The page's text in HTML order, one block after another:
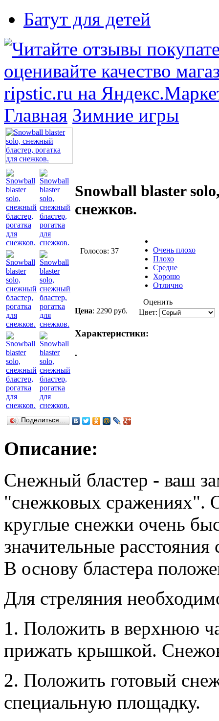
Батут для детей
Главная Зимние игры
Snowball blaster
снежков.
Голосов: 37
Очень плохо
Плохо
Средне
Хорошо
Отлично
Оценить
Цена: 2290 руб. Цвет:
Характеристики:
.
Поделиться…
Описание:
Снежный бластер - ваш
"снежковых сражениях".
круглые снежки очень
значительные
В основу бластера
Для стреляния
1. Положить в верхнюю
прижать крышкой.
2. Положить готовый
специальную площадку.